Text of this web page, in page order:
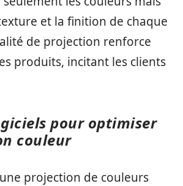
et la finition de chaque
de projection renforce
produits, incitant les clients
pour optimiser
couleur
projection de couleurs